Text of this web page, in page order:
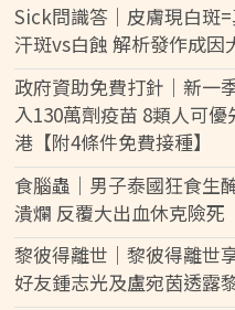
Sick問識答｜皮膚現白斑
汗斑vs白蝕 解析發作成因
政府資助免費打針｜新一
入130萬劑疫苗 8類人可
港【附4條件免費接種】
食腦蟲｜男子泰國狂食生
潰爛 反覆大出血休克險死
黎彼得離世｜黎彼得離世
好友鍾志光及盧宛茵透露